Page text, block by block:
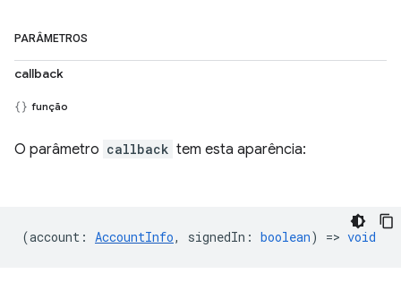
PARÂMETROS
callback
função
O parâmetro callback tem esta aparência:
(account : AccountInfo, signedIn : boolean) => void